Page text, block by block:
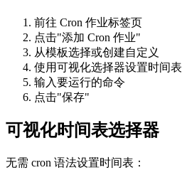
前往 Cron 作业标签页
点击"添加 Cron 作业"
从模板选择或创建自定义
使用可视化选择器设置时间表
输入要运行的命令
点击"保存"
可视化时间表选择器
无需 cron 语法设置时间表：